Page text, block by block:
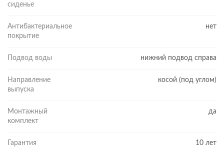
сиденье
Антибактериальное
покрытие
нет
Подвод воды нижний подвод справа
Направление
выпуска
косой (под углом)
Монтажный
комплект
да
Гарантия 10 лет